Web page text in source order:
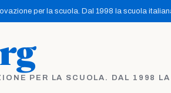
per la scuola. Dal 1998 la scuola
PER LA SCUOLA. DAL 1998